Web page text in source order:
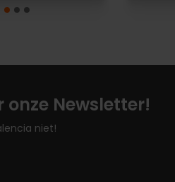
onze Newsletter!
niet!